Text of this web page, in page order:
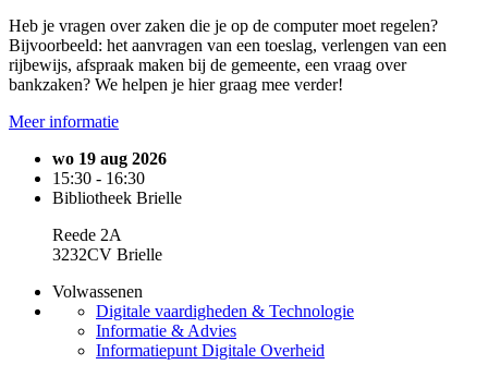
Heb je vragen over zaken die je op de computer moet regelen?
Bijvoorbeeld: het aanvragen van een toeslag, verlengen van een
rijbewijs, afspraak maken bij de gemeente, een vraag over
bankzaken? We helpen je hier graag mee verder!
Meer informatie
wo 19 aug 2026
15:30 - 16:30
Bibliotheek Brielle
Reede 2A
3232CV Brielle
Volwassenen
Digitale vaardigheden & Technologie
Informatie & Advies
Informatiepunt Digitale Overheid